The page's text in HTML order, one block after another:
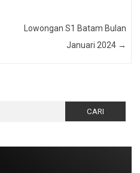
Lowongan S1 Batam Bulan
Januari 2024 →